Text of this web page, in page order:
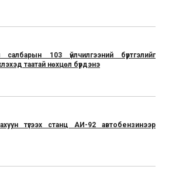
салбарын 103 үйлчилгээний бүртгэлийг
таатай нөхцөл бүрдэнэ
түгээх станц АИ-92 автобензинээр